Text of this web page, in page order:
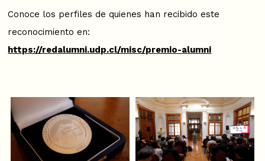
Conoce los perfiles de quienes han recibido este
reconocimiento en:
https://redalumni.udp.cl/misc/premio-alumni